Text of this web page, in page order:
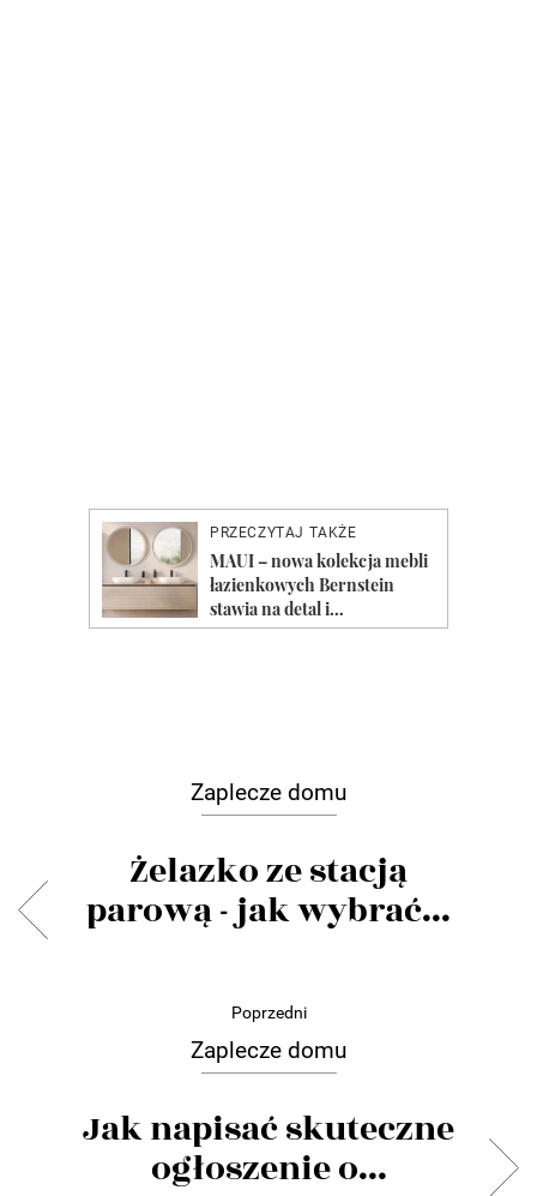
Zaplecze domu
Żelazko ze stacją
parową - jak wybrać...
Poprzedni
Zaplecze domu
Jak napisać skuteczne
ogłoszenie o...